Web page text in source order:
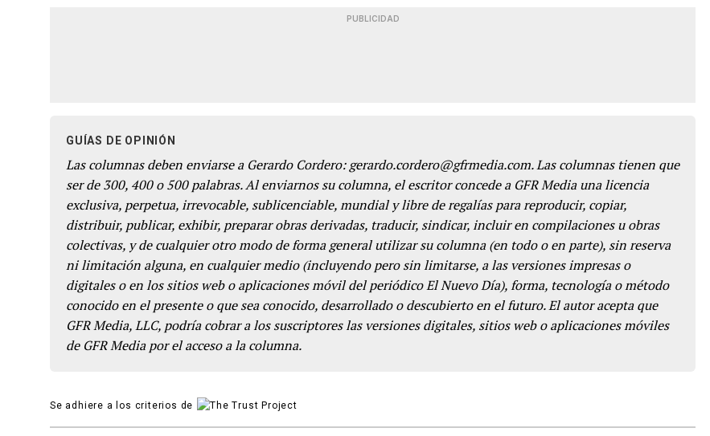
PUBLICIDAD
GUÍAS DE OPINIÓN
Las columnas deben enviarse a Gerardo Cordero: gerardo.cordero@gfrmedia.com. Las columnas tienen que
ser de 300, 400 o 500 palabras. Al enviarnos su columna, el escritor concede a GFR Media una licencia
exclusiva, perpetua, irrevocable, sublicenciable, mundial y libre de regalías para reproducir, copiar,
distribuir, publicar, exhibir, preparar obras derivadas, traducir, sindicar, incluir en compilaciones u obras
colectivas, y de cualquier otro modo de forma general utilizar su columna (en todo o en parte), sin reserva
ni limitación alguna, en cualquier medio (incluyendo pero sin limitarse, a las versiones impresas o
digitales o en los sitios web o aplicaciones móvil del periódico El Nuevo Día), forma, tecnología o método
conocido en el presente o que sea conocido, desarrollado o descubierto en el futuro. El autor acepta que
GFR Media, LLC, podría cobrar a los suscriptores las versiones digitales, sitios web o aplicaciones móviles
de GFR Media por el acceso a la columna.
Se adhiere a los criterios de